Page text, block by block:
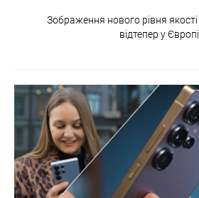
Зображення нового рівня якості
відтепер у Європі